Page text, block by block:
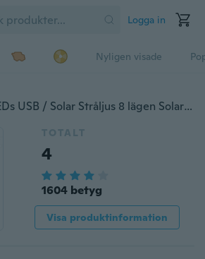
Logga in
Nyligen visade
50/100/150 / 200LEDs USB / Solar Stråljus 8 lägen Solar Powered Copper Wire Fairy Lights IP65 Vattentät inomhus utomhusbelysning för hem, trädgård, fest, stig, sovrum, bröllop, jul, DIY dekoration
TOTALT
4
1604 betyg
Visa produktinformation